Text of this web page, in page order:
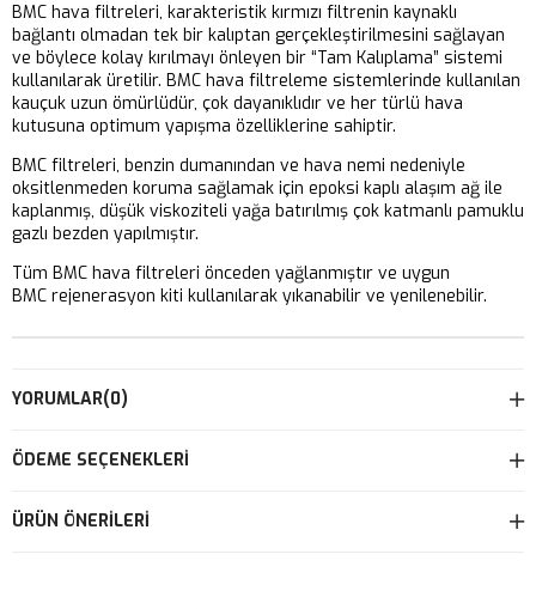
BMC hava filtreleri, karakteristik kırmızı filtrenin kaynaklı
bağlantı olmadan tek bir kalıptan gerçekleştirilmesini sağlayan
ve böylece kolay kırılmayı önleyen bir “Tam Kalıplama” sistemi
kullanılarak üretilir. BMC hava filtreleme sistemlerinde kullanılan
kauçuk uzun ömürlüdür, çok dayanıklıdır ve her türlü hava
kutusuna optimum yapışma özelliklerine sahiptir.
BMC filtreleri, benzin dumanından ve hava nemi nedeniyle
oksitlenmeden koruma sağlamak için epoksi kaplı alaşım ağ ile
kaplanmış, düşük viskoziteli yağa batırılmış çok katmanlı pamuklu
gazlı bezden yapılmıştır.
Tüm BMC hava filtreleri önceden yağlanmıştır ve uygun
BMC rejenerasyon kiti kullanılarak yıkanabilir ve yenilenebilir.
YORUMLAR(0)
ÖDEME SEÇENEKLERI
ÜRÜN ÖNERILERI